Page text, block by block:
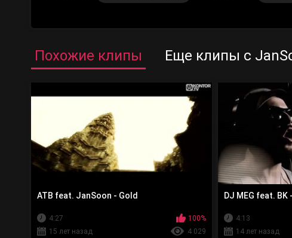
Похожие клипы Еще клипы с
ATB feat. JanSoon - Gold
4:27
100%
15 лет назад
4 029
DJ MEG feat. BK
4:13
14 лет назад